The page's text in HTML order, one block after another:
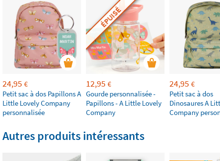
24,95 €
Petit sac à dos Papillons A
Little Lovely Company
personnalisée
ÉPUISÉ
12,95 €
Gourde personnalisée -
Papillons - A Little Lovely
Company
24,95 €
Petit sac à dos
Dinosaures A
Company
Autres produits intéressants